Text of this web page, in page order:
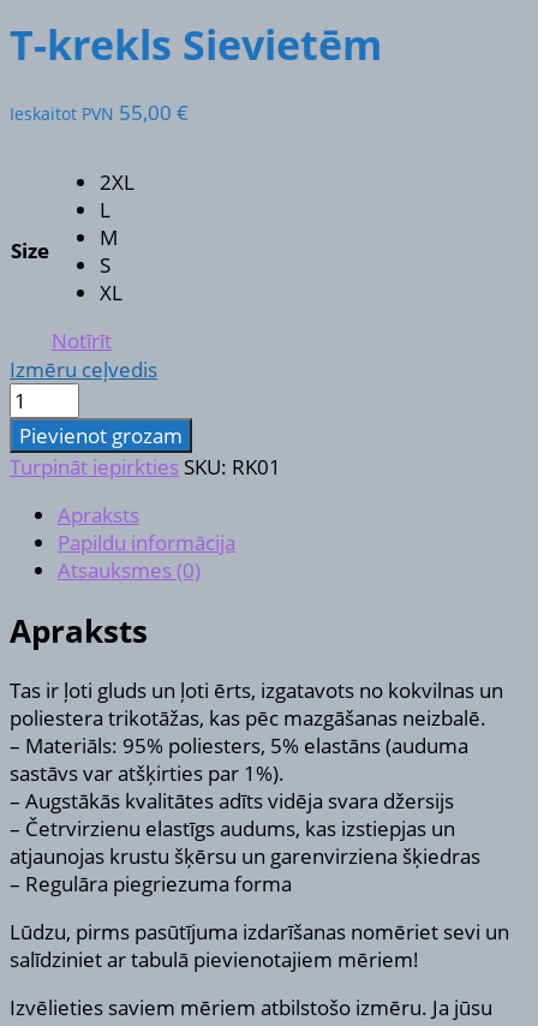
T-krekls Sievietēm
Ieskaitot PVN 55,00 €
Size
2XL
L
M
S
XL
Notīrīt
Izmēru ceļvedis
T-
krekls
Sievietēm
daudzums
Pievienot grozam
Turpināt iepirkties SKU: RK01
Apraksts
Papildu informācija
Atsauksmes (0)
Apraksts
Tas ir ļoti gluds un ļoti ērts, izgatavots no kokvilnas un
poliestera trikotāžas, kas pēc mazgāšanas neizbalē.
– Materiāls: 95% poliesters, 5% elastāns (auduma
sastāvs var atšķirties par 1%).
– Augstākās kvalitātes adīts vidēja svara džersijs
– Četrvirzienu elastīgs audums, kas izstiepjas un
atjaunojas krustu šķērsu un garenvirziena šķiedras
– Regulāra piegriezuma forma
Lūdzu, pirms pasūtījuma izdarīšanas nomēriet sevi un
salīdziniet ar tabulā pievienotajiem mēriem!
Izvēlieties saviem mēriem atbilstošo izmēru. Ja jūsu